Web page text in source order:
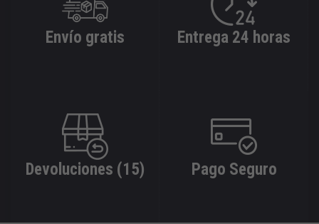
Envío gratis Entrega 24 horas
Devoluciones (15) Pago Seguro